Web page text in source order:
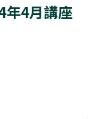
年4月講座